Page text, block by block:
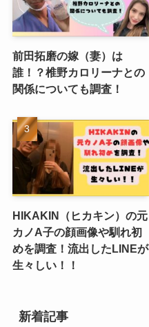
前田拓磨の嫁（妻）は
誰！？椎野カロリーナとの
関係についても調査！
HIKAKIN（ヒカキン）の元
カノA子の顔画像や馴れ初
めを調査！流出したLINEが
生々しい！！
新着記事